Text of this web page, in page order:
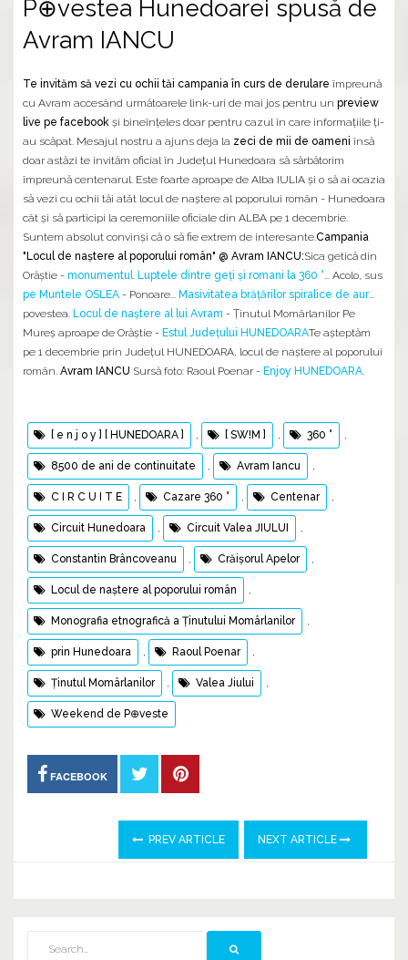
P⊕vestea Hunedoarei spusă de
Avram IANCU
Te invităm să vezi cu ochii tăi campania în curs de derulare împreună
cu Avram accesând următoarele link-uri de mai jos pentru un preview
live pe facebook și bineînțeles doar pentru cazul în care informațiile ți-
au scăpat. Mesajul nostru a ajuns deja la zeci de mii de oameni însă
doar astăzi te invităm oficial în Județul Hunedoara să sărbătorim
împreună centenarul. Este foarte aproape de Alba IULIA și o să ai ocazia
să vezi cu ochii tăi atât locul de naștere al poporului român - Hunedoara
cât și să participi la ceremoniile oficiale din ALBA pe 1 decembrie.
Suntem absolut convinși că o să fie extrem de interesante.Campania
"Locul de naștere al poporului român" @ Avram IANCU:Sica getică din
Orăștie - monumentul. Luptele dintre geți și romani la 360 °... Acolo, sus
pe Muntele OSLEA - Ponoare... Masivitatea brăţărilor spiralice de aur...
povestea. Locul de naștere al lui Avram - Ținutul Momârlanilor Pe
Mureș aproape de Orăștie - Estul Județului HUNEDOARATe așteptăm
pe 1 decembrie prin Județul HUNEDOARA, locul de naștere al poporului
român. Avram IANCU Sursă foto: Raoul Poenar - Enjoy HUNEDOARA.
[ e n j o y ] [ HUNEDOARA ] , [ SW!M ] , 360 ° ,
8500 de ani de continuitate , Avram Iancu ,
C I R C U I T E , Cazare 360 ° , Centenar ,
Circuit Hunedoara , Circuit Valea JIULUI ,
Constantin Brâncoveanu , Crăișorul Apelor ,
Locul de naştere al poporului român ,
Monografia etnografică a Ținutului Momârlanilor ,
prin Hunedoara , Raoul Poenar ,
Ținutul Momârlanilor , Valea Jiului ,
Weekend de P⊕veste
FACEBOOK
PREV ARTICLE NEXT ARTICLE